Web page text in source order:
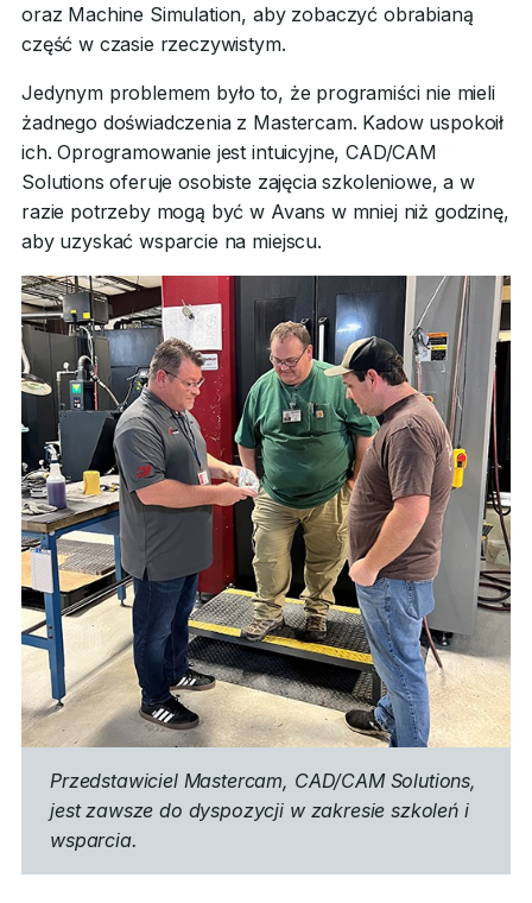
oraz Machine Simulation, aby zobaczyć obrabianą
część w czasie rzeczywistym.
Jedynym problemem było to, że programiści nie mieli
żadnego doświadczenia z Mastercam. Kadow uspokoił
ich. Oprogramowanie jest intuicyjne, CAD/CAM
Solutions oferuje osobiste zajęcia szkoleniowe, a w
razie potrzeby mogą być w Avans w mniej niż godzinę,
aby uzyskać wsparcie na miejscu.
Przedstawiciel Mastercam, CAD/CAM Solutions,
jest zawsze do dyspozycji w zakresie szkoleń i
wsparcia.